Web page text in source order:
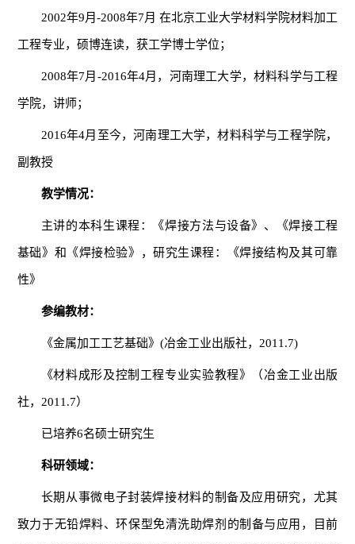
2002年9月-2008年7月 在北京工业大学材料学院材料加工
工程专业，硕博连读，获工学博士学位；
2008年7月-2016年4月，河南理工大学，材料科学与工程
学院，讲师；
2016年4月至今，河南理工大学，材料科学与工程学院，
副教授
教学情况：
主讲的本科生课程：《焊接方法与设备》、《焊接工程
基础》和《焊接检验》，研究生课程：《焊接结构及其可靠
性》
参编教材：
《金属加工工艺基础》(冶金工业出版社，2011.7)
《材料成形及控制工程专业实验教程》（冶金工业出版
社，2011.7）
已培养6名硕士研究生
科研领域：
长期从事微电子封装焊接材料的制备及应用研究，尤其
致力于无铅焊料、环保型免清洗助焊剂的制备与应用，目前